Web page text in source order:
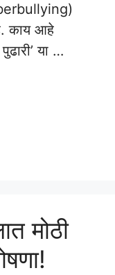
काय आहे
या …
मोठी